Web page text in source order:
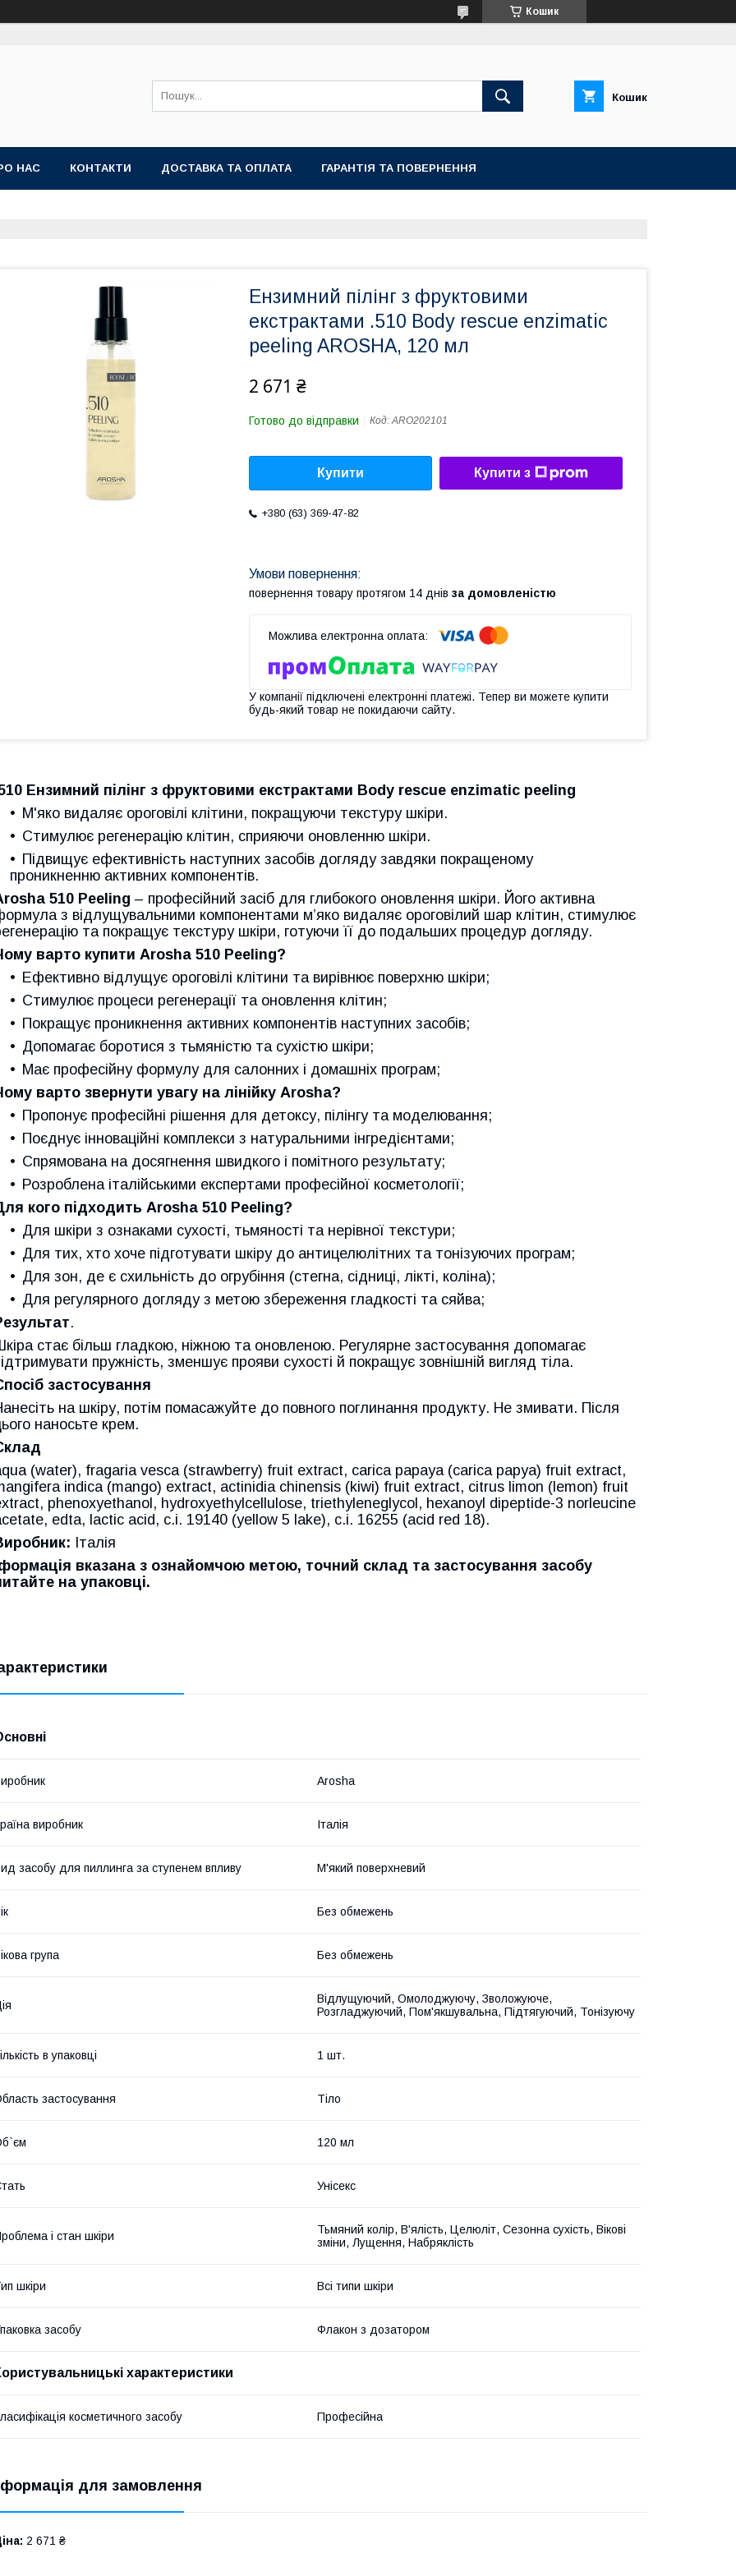
Кошик
Кошик
НАС КОНТАКТИ ДОСТАВКА ТА ОПЛАТА ГАРАНТІЯ ТА ПОВЕРНЕННЯ
Ензимний пілінг з фруктовими
екстрактами .510 Body rescue enzimatic
peeling AROSHA, 120 мл
2 671 ₴
Готово до відправки Код:ARO202101
Купити Купити з
+380 (63) 369-47-82
повернення товару протягом 14 днів за домовленістю
У компанії підключені електронні платежі. Тепер ви можете купити
будь-який товар не покидаючи сайту.
Ензимний пілінг з фруктовими екстрактами Body rescue enzimatic peeling
М'яко видаляє ороговілі клітини, покращуючи текстуру шкіри.
Стимулює регенерацію клітин, сприяючи оновленню шкіри.
Підвищує ефективність наступних засобів догляду завдяки покращеному
проникненню активних компонентів.
510 Peeling – професійний засіб для глибокого оновлення шкіри. Його активна
з відлущувальними компонентами м’яко видаляє ороговілий шар клітин, стимулює
та покращує текстуру шкіри, готуючи її до подальших процедур догляду.
варто купити Arosha 510 Peeling?
Ефективно відлущує ороговілі клітини та вирівнює поверхню шкіри;
Стимулює процеси регенерації та оновлення клітин;
Покращує проникнення активних компонентів наступних засобів;
Допомагає боротися з тьмяністю та сухістю шкіри;
Має професійну формулу для салонних і домашніх програм;
варто звернути увагу на лінійку Arosha?
Пропонує професійні рішення для детоксу, пілінгу та моделювання;
Поєднує інноваційні комплекси з натуральними інгредієнтами;
Спрямована на досягнення швидкого і помітного результату;
Розроблена італійськими експертами професійної косметології;
кого підходить Arosha 510 Peeling?
Для шкіри з ознаками сухості, тьмяності та нерівної текстури;
Для тих, хто хоче підготувати шкіру до антицелюлітних та тонізуючих програм;
Для зон, де є схильність до огрубіння (стегна, сідниці, лікті, коліна);
Для регулярного догляду з метою збереження гладкості та сяйва;
.
стає більш гладкою, ніжною та оновленою. Регулярне застосування допомагає
пружність, зменшує прояви сухості й покращує зовнішній вигляд тіла.
застосування
на шкіру, потім помасажуйте до повного поглинання продукту. Не змивати. Після
наносьте крем.
(water), fragaria vesca (strawberry) fruit extract, carica papaya (carica papya) fruit extract,
indica (mango) extract, actinidia chinensis (kiwi) fruit extract, citrus limon (lemon) fruit
phenoxyethanol, hydroxyethylcellulose, triethyleneglycol, hexanoyl dipeptide-3 norleucine
edta, lactic acid, c.i. 19140 (yellow 5 lake), c.i. 16255 (acid red 18).
Італія
вказана з ознайомчою метою, точний склад та застосування засобу
на упаковці.
Arosha
виробник Італія
засобу для пиллинга за ступенем впливу М'який поверхневий
Без обмежень
група Без обмежень
Відлущуючий, Омолоджуючу, Зволожуюче,
Розгладжуючий, Пом'якшувальна, Підтягуючий, Тонізуючу
в упаковці 1 шт.
застосування Тіло
120 мл
Унісекс
і стан шкіри
Тьмяний колір, В'ялість, Целюліт, Сезонна сухість, Вікові
зміни, Лущення, Набряклість
шкіри Всі типи шкіри
засобу Флакон з дозатором
характеристики
косметичного засобу Професійна
для замовлення
2 671 ₴